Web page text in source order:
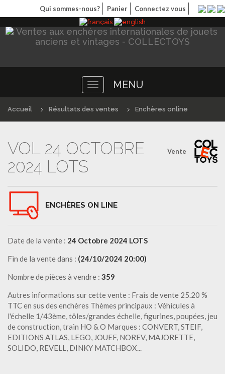
Qui sommes-nous? Panier Connectez vous
Toggle
navigation
MENU
Accueil Résultats des ventes Enchères online
Vente
VOL 24 OCTOBRE
2024 LOTS
ENCHÈRES ON LINE
Date de la vente : 24 Octobre 2024 LOTS
Fin de la vente dans : (24/10/2024 20:00)
Nombre de pièces à vendre : 359
Autres informations sur cette vente : Frais de vente 25.20 %
TTC en sus des enchères Thèmes principaux : Véhicules à
l'échelle 1/43ème, tôles/grandes échelle, figurines, poupées, jeu
de construction, train HO & O Marques : CONVERT, STEIF,
EDITIONS ATLAS, LEGO, JOUEF, NOREV, MAJORETTE,
SOLIDO, REVELL, DINKY MATCHBOX...